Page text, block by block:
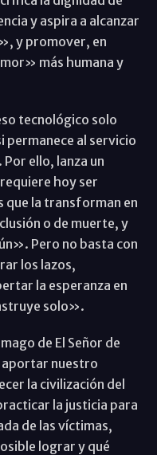
y aspira a alcanzar
y promover, en
más humana y
tecnológico solo
permanece al servicio
ello, lanza un
hoy ser
que la transforman en
o de muerte, y
Pero no basta con
los lazos,
la esperanza en
solo».
de El Señor de
aportar nuestro
la civilización del
la justicia para
de las víctimas,
lograr y qué